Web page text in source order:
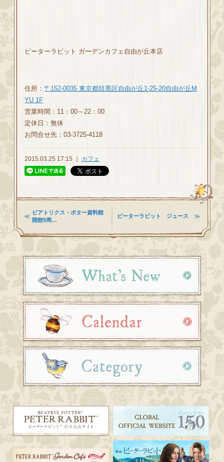
ピーターラビット ガーデンカフェ自由が丘本店
住所：〒152-0035 東京都目黒区自由が丘1-25-20自由が丘M
YU 1F
営業時間：11：00～22：00
定休日：無休
お問合せ先：03-3725-4118
2015.03.25 17:15 ｜ カフェ
ビアトリクス・ポター資料館
開館9周…
ピーターラビット ジュース